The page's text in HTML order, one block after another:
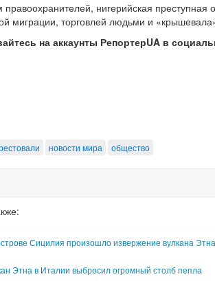
нигерийская
миграции, торговлей людьми и
на аккаунты РепортерUA в
новости мира общество
Сицилия произошло извержение вулкана Этна
Этна в Италии выбросил огромный столб пепла